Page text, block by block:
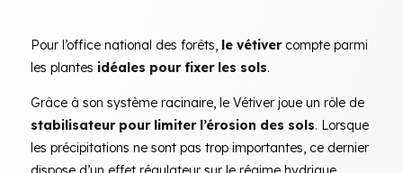
Pour l’office national des forêts, le vétivercompte parmi
les plantes idéales pour fixer les sols.
Grâce à son système racinaire, le Vétiver joue un rôle de
stabilisateur pour limiter l’érosion des sols. Lorsque
les précipitations ne sont pas trop importantes, ce dernier